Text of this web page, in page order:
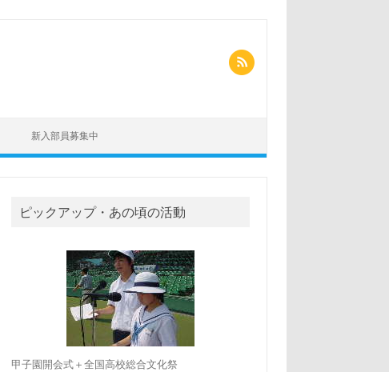
新入部員募集中
ピックアップ・あの頃の活動
甲子園開会式＋全国高校総合文化祭